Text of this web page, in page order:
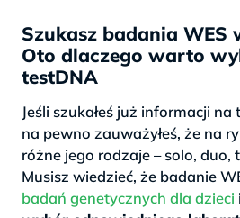
Szukasz badania WES
Oto dlaczego warto
testDNA
Jeśli szukałeś już informacji
na pewno zauważyłeś, że na
różne jego rodzaje – solo, duo,
Musisz wiedzieć, że badanie
badań genetycznych dla dzieci